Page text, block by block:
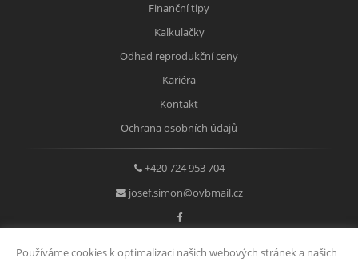
Finanční tipy
Kalkulačky
Odhad reprodukční ceny
Kariéra
Kontakt
Ochrana osobních údajů
+420 724 953 704
josef.simon@ovbmail.cz
Používáme cookies k optimalizaci našich webových stránek a našich